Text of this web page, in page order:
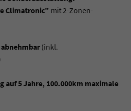
Climatronic" mit 2-Zonen-
(inkl.
auf 5 Jahre, 100.000km maximale